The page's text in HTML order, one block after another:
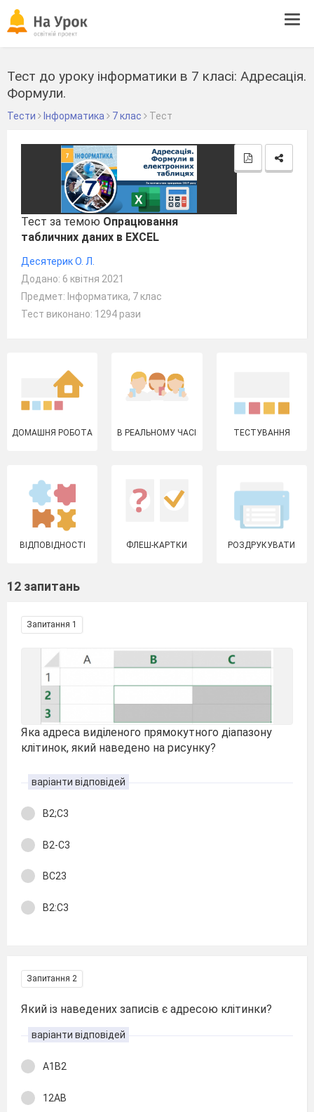
Тест до уроку інформатики в 7 класі: Адресація.
Формули.
Тести Інформатика 7 клас Тест
Тест за темою Опрацювання
табличних даних в EXCEL
Десятерик О. Л.
Додано: 6 квітня 2021
Предмет: Інформатика, 7 клас
Тест виконано: 1294 рази
ДОМАШНЯ РОБОТА В РЕАЛЬНОМУ ЧАСІ ТЕСТУВАННЯ
ВІДПОВІДНОСТІ ФЛЕШ-КАРТКИ РОЗДРУКУВАТИ
12 запитань
Запитання 1
Яка адреса виділеного прямокутного діапазону
клітинок, який наведено на рисунку?
варіанти відповідей
B2;C3
B2-C3
BC23
B2:C3
Запитання 2
Який із наведених записів є адресою клітинки?
варіанти відповідей
A1B2
12AB